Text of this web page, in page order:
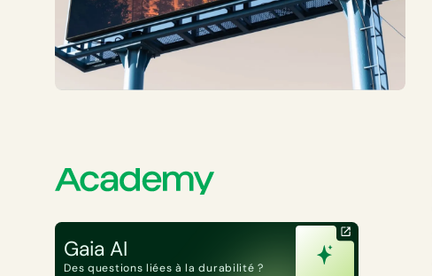
Gaia AI
Des questions liées à la durabilité ?